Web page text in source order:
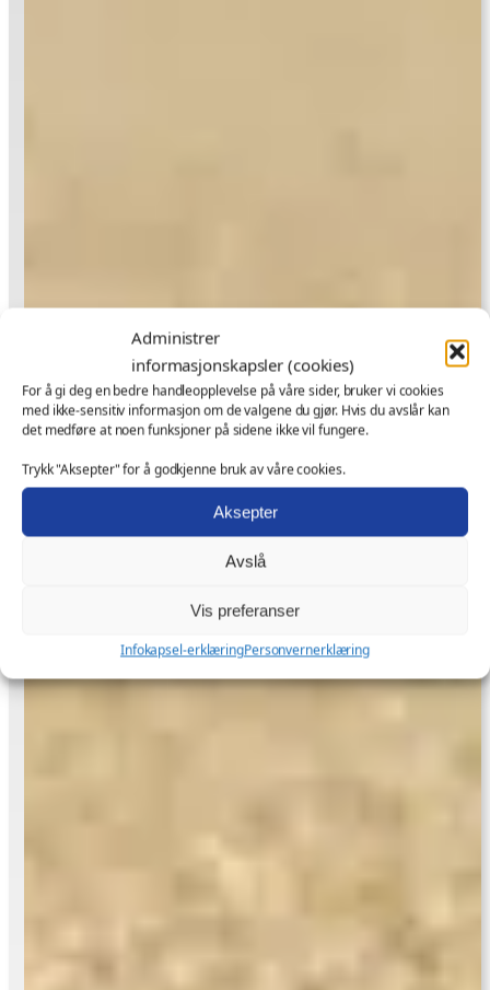
Administrer
informasjonskapsler (cookies)
For å gi deg en bedre handleopplevelse på våre sider, bruker vi cookies
med ikke-sensitiv informasjon om de valgene du gjør. Hvis du avslår kan
det medføre at noen funksjoner på sidene ikke vil fungere.
Trykk "Aksepter" for å godkjenne bruk av våre cookies.
Aksepter
Avslå
Vis preferanser
Infokapsel-erklæringPersonvernerklæring